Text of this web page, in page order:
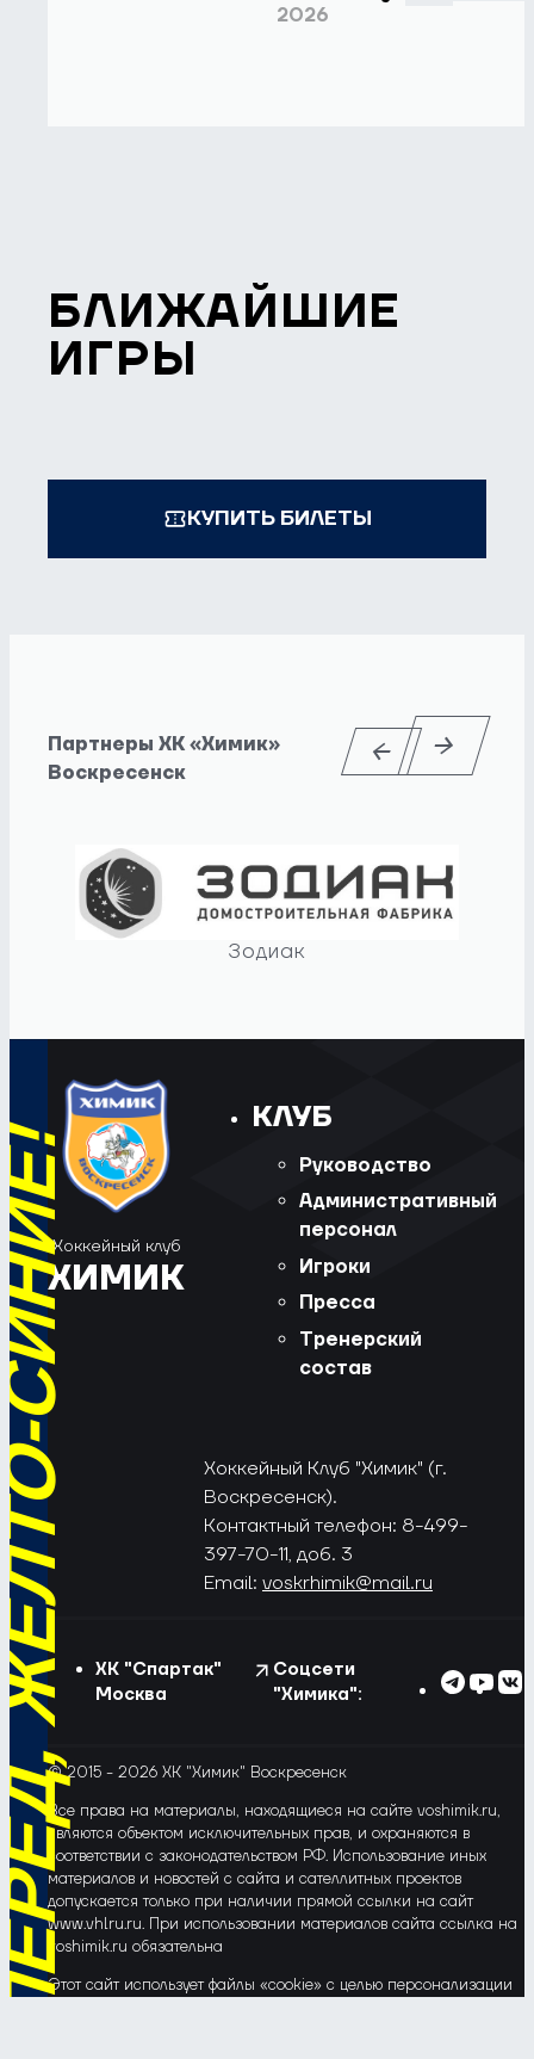
2026
БЛИЖАЙШИЕ
ИГРЫ
КУПИТЬ БИЛЕТЫ
Партнеры ХК «Химик»
Воскресенск
Зодиак
СИНИЕ!
Хоккейный клуб
ХИМИК
КЛУБ
Руководство
Административный
персонал
Игроки
Пресса
Тренерский
состав
Хоккейный Клуб "Химик" (г.
Воскресенск).
Контактный телефон: 8-499-
397-70-11, доб. 3
Email: voskrhimik@mail.ru
ХК "Спартак"
Москва
Соцсети
"Химика":
© 2015 - 2026 ХК "Химик" Воскресенск
Все права на материалы, находящиеся на сайте voshimik.ru,
являются объектом исключительных прав, и охраняются в
соответствии с законодательством РФ. Использование иных
материалов и новостей с сайта и сателлитных проектов
допускается только при наличии прямой ссылки на сайт
www.vhlru.ru. При использовании материалов сайта ссылка на
voshimik.ru обязательна
Этот сайт использует файлы «cookie» с целью персонализации